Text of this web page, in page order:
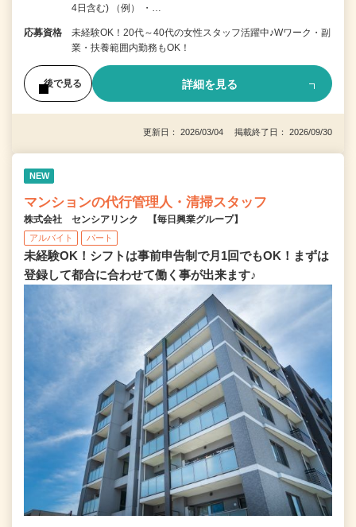
4日含む) （例） ・…
応募資格
未経験OK！20代～40代の女性スタッフ活躍中♪Wワーク・副
業・扶養範囲内勤務もOK！
後で見る 詳細を見る
更新日： 2026/03/04 掲載終了日： 2026/09/30
NEW
マンションの代行管理人・清掃スタッフ
株式会社 センシアリンク 【毎日興業グループ】
アルバイト パート
未経験OK！シフトは事前申告制で月1回でもOK！まずは
登録して都合に合わせて働く事が出来ます♪